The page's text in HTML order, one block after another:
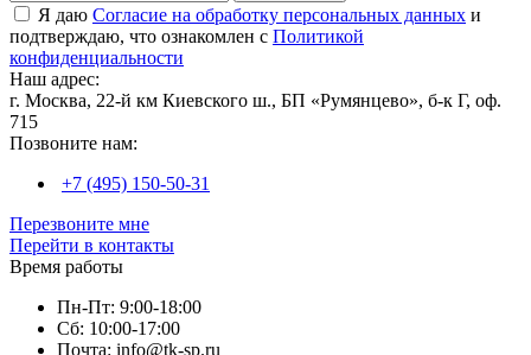
Я даю Согласие на обработку персональных данных и
подтверждаю, что ознакомлен с Политикой
конфиденциальности
Наш адрес:
г. Москва, 22-й км Киевского ш., БП «Румянцево», б-к Г, оф.
715
Позвоните нам:
+7 (495) 150-50-31
Перезвоните мне
Перейти в контакты
Время работы
Пн-Пт: 9:00-18:00
Сб: 10:00-17:00
Почта: info@tk-sp.ru